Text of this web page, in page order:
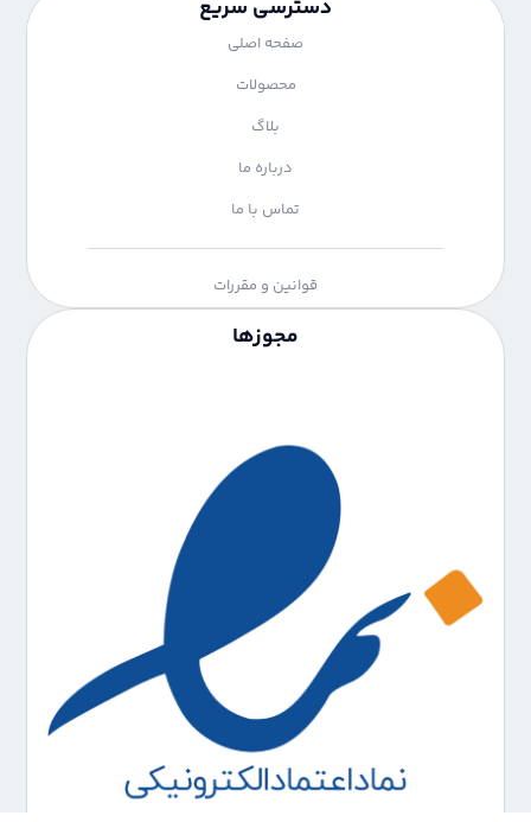
دسترسی سریع
صفحه اصلی
محصولات
بلاگ
درباره ما
تماس با ما
قوانین و مقررات
مجوزها